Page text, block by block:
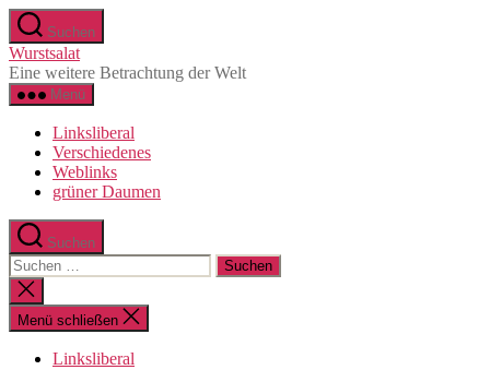
Direkt
zum
Inhalt
wechseln
Suchen
Wurstsalat
Eine weitere Betrachtung der Welt
Menü
Linksliberal
Verschiedenes
Weblinks
grüner Daumen
Suchen
Suche
nach:
Suche
schließen
Menü schließen
Linksliberal